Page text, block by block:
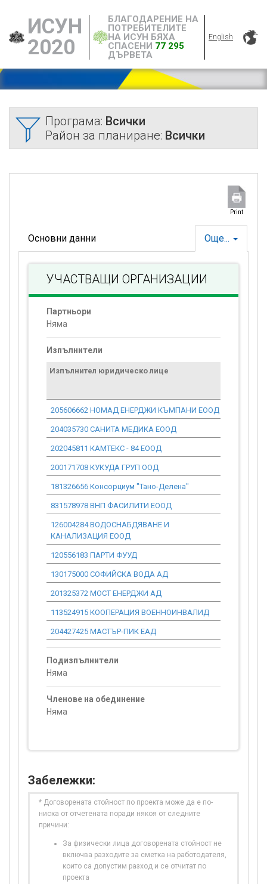
ИСУН
2020
БЛАГОДАРЕНИЕ НА
ПОТРЕБИТЕЛИТЕ
НА ИСУН БЯХА
СПАСЕНИ 77 295
ДЪРВЕТА
English
Програма: Всички
Район за планиране: Всички
Print
Още...
Основни данни
УЧАСТВАЩИ ОРГАНИЗАЦИИ
Партньори
Няма
Изпълнители
Изпълнител юридическо лице
205606662 НОМАД ЕНЕРДЖИ КЪМПАНИ ЕООД
204035730 САНИТА МЕДИКА ЕООД
202045811 КАМТЕКС - 84 ЕООД
200171708 КУКУДА ГРУП ООД
181326656 Консорциум "Тано-Делена"
831578978 ВНП ФАСИЛИТИ ЕООД
126004284 ВОДОСНАБДЯВАНЕ И
КАНАЛИЗАЦИЯ ЕООД
120556183 ПАРТИ ФУУД
130175000 СОФИЙСКА ВОДА АД
201325372 МОСТ ЕНЕРДЖИ АД
113524915 КООПЕРАЦИЯ ВОЕННОИНВАЛИД
204427425 МАСТЪР-ПИК ЕАД
Подизпълнители
Няма
Членове на обединение
Няма
Забележки:
* Договорената стойност по проекта може да е по-
ниска от отчетената поради някоя от следните
причини:
За физически лица договорената стойност не
включва разходите за сметка на работодателя,
които са допустим разход и се отчитат по
проекта